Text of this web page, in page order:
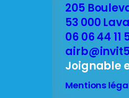
205
53 000
06 06 44 11
Joignable
Mentions